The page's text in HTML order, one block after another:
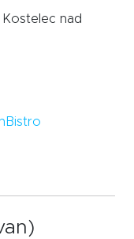
Kostelec nad